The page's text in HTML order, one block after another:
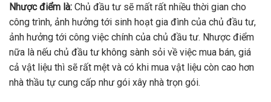
Nhược điểm là: Chủ đầu tư sẽ mất rất nhiều thời gian cho
công trình, ảnh hưởng tới sinh hoạt gia đình của chủ đầu tư,
ảnh hưởng tới công việc chính của chủ đầu tư. Nhược điểm
nữa là nếu chủ đầu tư không sành sỏi về việc mua bán, giá
cả vật liệu thì sẽ rất mệt và có khi mua vật liệu còn cao hơn
nhà thầu tự cung cấp như gói xây nhà trọn gói.